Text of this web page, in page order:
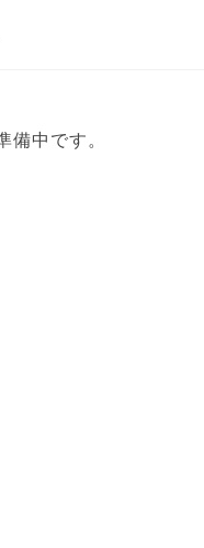
中です。